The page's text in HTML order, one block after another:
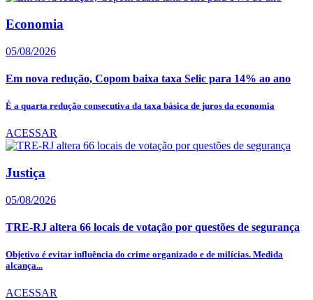
Economia
05/08/2026
Em nova redução, Copom baixa taxa Selic para 14% ao ano
É a quarta redução consecutiva da taxa básica de juros da economia
ACESSAR
Justiça
05/08/2026
TRE-RJ altera 66 locais de votação por questões de segurança
Objetivo é evitar influência do crime organizado e de milícias. Medida
alcança...
ACESSAR